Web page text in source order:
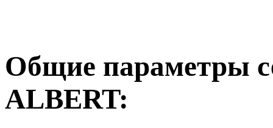
Общие параметры
ALBERT: